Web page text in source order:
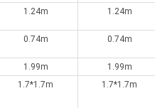
1.24m 1.24m
0.74m 0.74m
1.99m
1.99m
1.7*1.7m 1.7*1.7m